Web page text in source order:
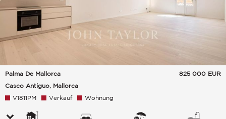
Palma De Mallorca
Casco Antiguo, Mallorca
825 000 EUR
V1811PM Verkauf Wohnung